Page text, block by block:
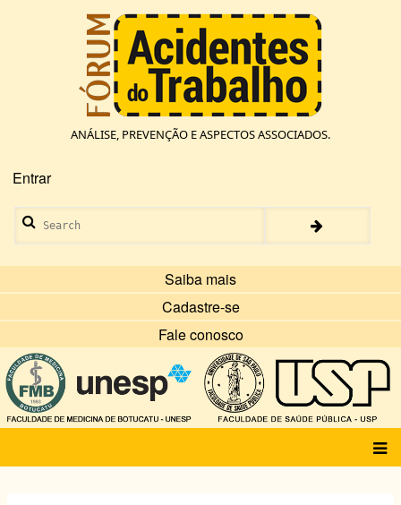
ANÁLISE, PREVENÇÃO E ASPECTOS ASSOCIADOS.
Menu
de
conta
de
usuário
Entrar
Search
Saiba mais
Cadastre-se
Fale conosco